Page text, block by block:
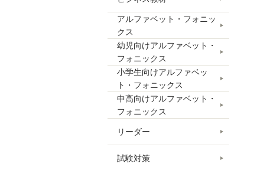
アルファベット・フォニッ
クス
幼児向けアルファベット・
フォニックス
小学生向けアルファベッ
ト・フォニックス
中高向けアルファベット・
フォニックス
リーダー
試験対策